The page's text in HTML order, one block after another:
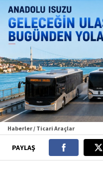
Haberler / Ticari Araçlar
PAYLAŞ